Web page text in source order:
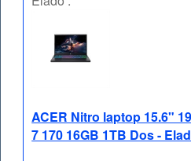
ACER Nitro laptop 15.6"
7 170 16GB 1TB Dos -